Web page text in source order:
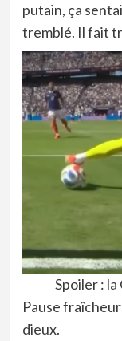
putain, ça
tremblé. Il fait
Spoiler :
Pause
dieux.